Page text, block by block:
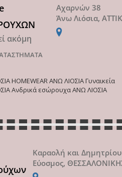
ακόμη
Αχαρνών 38
Άνω Λιόσια,
HOMEWEAR ΑΝΩ ΛΙΟΣΙΑ Γυναικεία
Ανδρικά εσώρουχα ΑΝΩ ΛΙΟΣΙΑ
Καραολή και
Εύοσμος,